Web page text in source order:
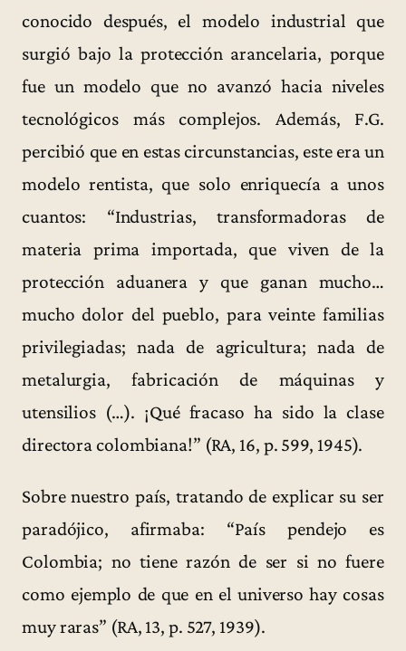
conocido después, el modelo industrial que
surgió bajo la protección arancelaria, porque
fue un modelo que no avanzó hacia niveles
tecnológicos más complejos. Además, F.G.
percibió que en estas circunstancias, este era un
modelo rentista, que solo enriquecía a unos
cuantos: “Industrias, transformadoras de
materia prima importada, que viven de la
protección aduanera y que ganan mucho…
mucho dolor del pueblo, para veinte familias
privilegiadas; nada de agricultura; nada de
metalurgia, fabricación de máquinas y
utensilios (…). ¡Qué fracaso ha sido la clase
directora colombiana!” (RA, 16, p. 599, 1945).
Sobre nuestro país, tratando de explicar su ser
paradójico, afirmaba: “País pendejo es
Colombia; no tiene razón de ser si no fuere
como ejemplo de que en el universo hay cosas
muy raras” (RA, 13, p. 527, 1939).